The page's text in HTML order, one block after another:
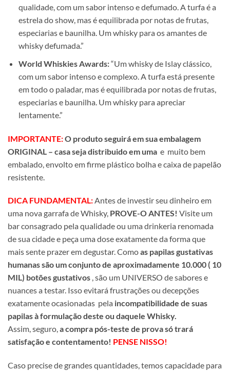
qualidade, com um sabor intenso e defumado. A turfa é a
estrela do show, mas é equilibrada por notas de frutas,
especiarias e baunilha. Um whisky para os amantes de
whisky defumada.”
World Whiskies Awards:“Um whisky de Islay clássico,
com um sabor intenso e complexo. A turfa está presente
em todo o paladar, mas é equilibrada por notas de frutas,
especiarias e baunilha. Um whisky para apreciar
lentamente.”
IMPORTANTE:O produto seguirá em sua embalagem
ORIGINAL – casa seja distribuido em uma e muito bem
embalado, envolto em firme plástico bolha e caixa de papelão
resistente.
DICA FUNDAMENTAL:Antes de investir seu dinheiro em
uma nova garrafa de Whisky, PROVE-O ANTES! Visite um
bar consagrado pela qualidade ou uma drinkeria renomada
de sua cidade e peça uma dose exatamente da forma que
mais sente prazer em degustar. Comoas papilas gustativas
humanas são um conjunto de aproximadamente 10.000 ( 10
MIL) botões gustativos , são um UNIVERSO de sabores e
nuances a testar. Isso evitará frustrações ou decepções
exatamente ocasionadas pela incompatibilidade de suas
papilas à formulação deste ou daquele Whisky.
Assim, seguro,a compra pós-teste de prova só trará
satisfação e contentamento! PENSE NISSO!
Caso precise de grandes quantidades, temos capacidade para